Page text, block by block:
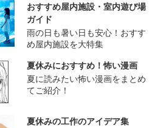
おすすめ屋内施設・室内遊び場
ガイド
雨の日も暑い日も安心！おすす
め屋内施設を大特集
夏休みにおすすめ！怖い漫画
夏に読みたい怖い漫画をまとめ
てご紹介！
夏休みの工作のアイデア集